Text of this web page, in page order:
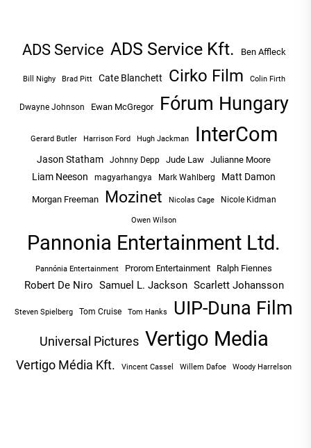
ADS Service ADS Service Kft. Ben Affleck
Bill Nighy Brad Pitt Cate Blanchett Cirko Film Colin Firth
Dwayne Johnson Ewan McGregor Fórum Hungary
Gerard Butler Harrison Ford Hugh Jackman InterCom
Jason Statham Johnny Depp Jude Law Julianne Moore
Liam Neeson magyarhangya Mark Wahlberg Matt Damon
Morgan Freeman Mozinet Nicolas Cage Nicole Kidman
Owen Wilson
Pannonia Entertainment Ltd.
Pannónia Entertainment Prorom Entertainment Ralph Fiennes
Robert De Niro Samuel L. Jackson Scarlett Johansson
Steven Spielberg Tom Cruise Tom Hanks UIP-Duna Film
Universal Pictures Vertigo Media
Vertigo Média Kft. Vincent Cassel Willem Dafoe Woody Harrelson